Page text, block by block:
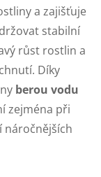
a zajišťuje
stabilní
růst rostlin a
Díky
berou vodu
zejména při